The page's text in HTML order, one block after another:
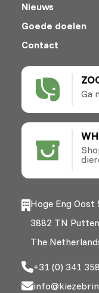
Ga
Nieuws
Goede doelen
Contact
Hoge Eng Oost
3882 TN Putten
The
+31 (0) 341